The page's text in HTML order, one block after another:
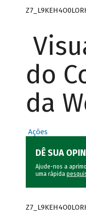
do
da
Ações
DÊ SUA
Ajude-nos a
uma rápida